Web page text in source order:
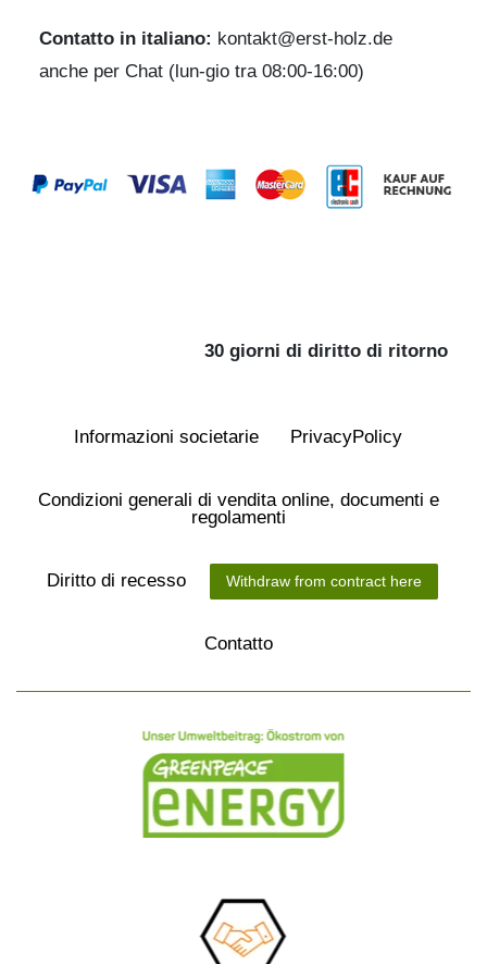
Contatto in italiano: kontakt@erst-holz.de
anche per Chat (lun-gio tra 08:00-16:00)
30 giorni di diritto di ritorno
Informazioni societarie Privacy­Policy
Condizioni generali di vendita online, documenti e
regolamenti
Diritto di recesso Withdraw from contract here
Contatto